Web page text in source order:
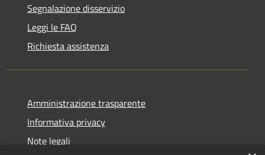
Segnalazione disservizio
Leggi le FAQ
Richiesta assistenza
Amministrazione trasparente
Informativa privacy
Note legali